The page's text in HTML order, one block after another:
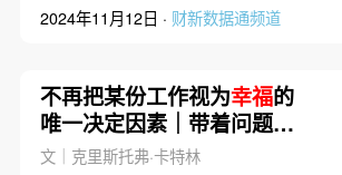
2024年11月12日 · 财新数据通频道
不再把某份工作视为幸福的
唯一决定因素｜带着问题去
读书
文｜克里斯托弗·卡特林